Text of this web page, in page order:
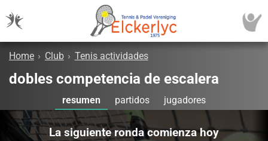
Home › Club › Tenis actividades
dobles competencia de escalera
resumen partidos jugadores
La siguiente ronda comienza hoy